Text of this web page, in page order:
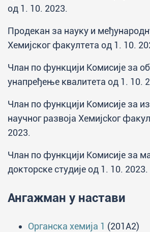
од 1. 10. 2023.
Продекан за науку и
Хемијског факултета од 1. 10.
Члан по функцији Комисије за
унапређење квалитета од 1. 10.
Члан по функцији Kомисије за
научног развоја Хемијсkoг
2023.
Члан по функцији Комисије за
докторске студије од 1. 10. 2023.
Ангажман у настави
Органска хемија 1 (201A2)